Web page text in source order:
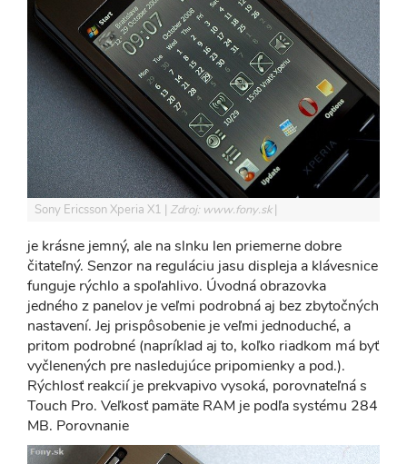
Sony Ericsson Xperia X1 Zdroj: www.fony.sk
je krásne jemný, ale na slnku len priemerne dobre
čitateľný. Senzor na reguláciu jasu displeja a klávesnice
funguje rýchlo a spoľahlivo. Úvodná obrazovka
jedného z panelov je veľmi podrobná aj bez zbytočných
nastavení. Jej prispôsobenie je veľmi jednoduché, a
pritom podrobné (napríklad aj to, koľko riadkom má byť
vyčlenených pre nasledujúce pripomienky a pod.).
Rýchlosť reakcií je prekvapivo vysoká, porovnateľná s
Touch Pro. Veľkosť pamäte RAM je podľa systému 284
MB. Porovnanie